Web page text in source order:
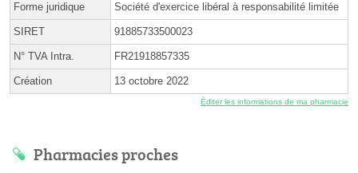
Forme juridique Société d'exercice libéral à responsabilité limitée
SIRET 91885733500023
N° TVA Intra. FR21918857335
Création 13 octobre 2022
Éditer les informations de ma pharmacie
Pharmacies proches